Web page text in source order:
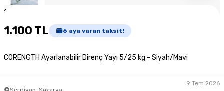
1
1.100 TL 6 aya varan taksit!
CORENGTH Ayarlanabilir Direnç Yayı 5/25 kg - Siyah/Mavi
Serdivan, Sakarya
9 Tem 2026